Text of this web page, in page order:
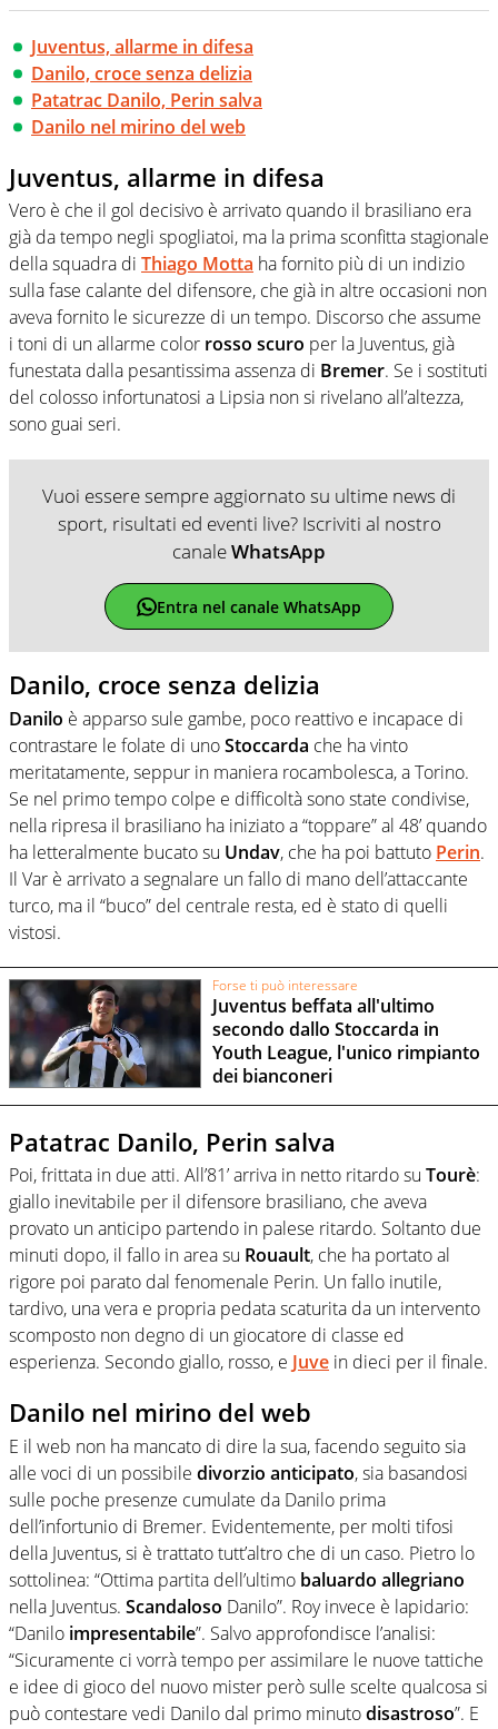
Juventus, allarme in difesa
Danilo, croce senza delizia
Patatrac Danilo, Perin salva
Danilo nel mirino del web
Juventus, allarme in difesa
Vero è che il gol decisivo è arrivato quando il brasiliano era
già da tempo negli spogliatoi, ma la prima sconfitta stagionale
della squadra di Thiago Motta ha fornito più di un indizio
sulla fase calante del difensore, che già in altre occasioni non
aveva fornito le sicurezze di un tempo. Discorso che assume
i toni di un allarme color rosso scuro per la Juventus, già
funestata dalla pesantissima assenza di Bremer. Se i sostituti
del colosso infortunatosi a Lipsia non si rivelano all’altezza,
sono guai seri.
Vuoi essere sempre aggiornato su ultime news di
sport, risultati ed eventi live? Iscriviti al nostro
canaleWhatsApp
Entra nel canale WhatsApp
Danilo, croce senza delizia
Danilo è apparso sule gambe, poco reattivo e incapace di
contrastare le folate di unoStoccarda che ha vinto
meritatamente, seppur in maniera rocambolesca, a Torino.
Se nel primo tempo colpe e difficoltà sono state condivise,
nella ripresa il brasiliano ha iniziato a “toppare” al 48’ quando
ha letteralmente bucato su Undav, che ha poi battuto Perin.
Il Var è arrivato a segnalare un fallo di mano dell’attaccante
turco, ma il “buco” del centrale resta, ed è stato di quelli
vistosi.
Forse ti può interessare
Juventus beffata all'ultimo
secondo dallo Stoccarda in
Youth League, l'unico rimpianto
dei bianconeri
Patatrac Danilo, Perin salva
Poi, frittata in due atti. All’81’ arriva in netto ritardo su Tourè:
giallo inevitabile per il difensore brasiliano, che aveva
provato un anticipo partendo in palese ritardo. Soltanto due
minuti dopo, il fallo in area su Rouault, che ha portato al
rigore poi parato dal fenomenale Perin. Un fallo inutile,
tardivo, una vera e propria pedata scaturita da un intervento
scomposto non degno di un giocatore di classe ed
esperienza. Secondo giallo, rosso, e Juve in dieci per il finale.
Danilo nel mirino del web
E il web non ha mancato di dire la sua, facendo seguito sia
alle voci di un possibile divorzio anticipato, sia basandosi
sulle poche presenze cumulate da Danilo prima
dell’infortunio di Bremer. Evidentemente, per molti tifosi
della Juventus, si è trattato tutt’altro che di un caso. Pietro lo
sottolinea: “Ottima partita dell’ultimo baluardo allegriano
nella Juventus. Scandaloso Danilo”. Roy invece è lapidario:
“Danilo impresentabile”. Salvo approfondisce l’analisi:
“Sicuramente ci vorrà tempo per assimilare le nuove tattiche
e idee di gioco del nuovo mister però sulle scelte qualcosa si
può contestare vedi Danilo dal primo minutodisastroso”. E